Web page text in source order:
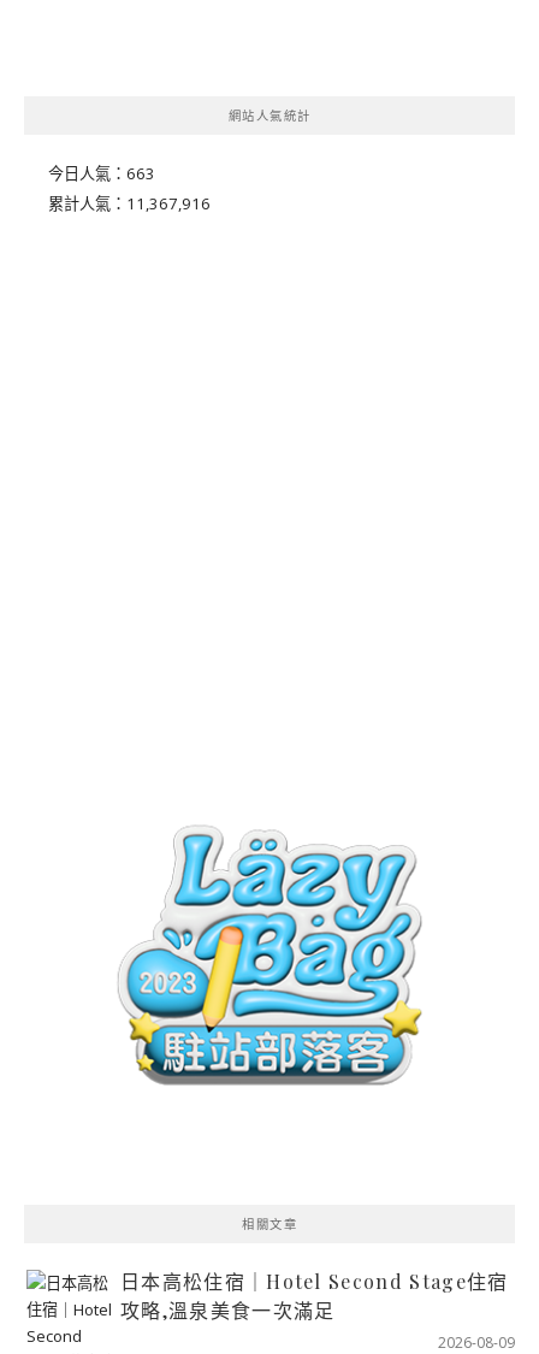
網站人氣統計
今日人氣： 663
累計人氣： 11,367,916
相關文章
日本高松住宿｜Hotel Second Stage住宿
攻略,溫泉美食一次滿足
2026-08-09